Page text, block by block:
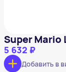
Super Mario
5 632 ₽
Добавить в